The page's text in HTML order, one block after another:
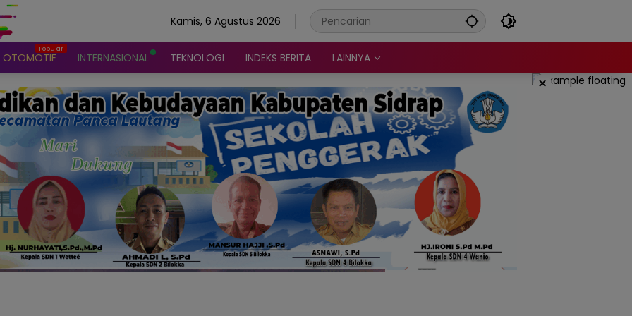
Kamis, 6 Agustus 2026
OTOMOTIF INTERNASIONAL TEKNOLOGI INDEKS BERITA LAINNYA
×